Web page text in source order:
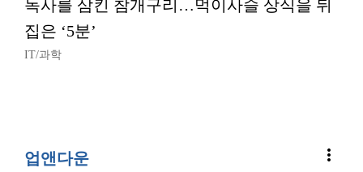
독사를 삼킨 참개구리…먹이사슬 상식을 뒤
집은 ‘5분’
IT/과학
업앤다운 more_vert